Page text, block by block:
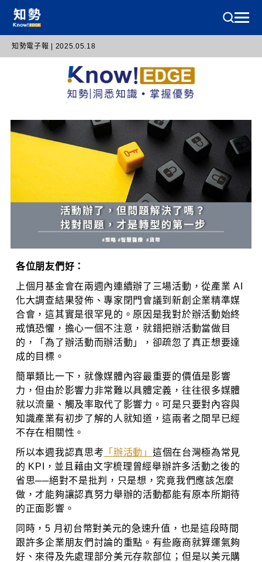
知勢電子報 | 2025.05.18
各位朋友們好：
上個月基金會在兩週內連續辦了三場活動，從產業 AI
化大調查結果發佈、專家閉門會議到新創企業精準媒
合會，這其實是很罕見的。原因是我對於辦活動始終
戒慎恐懼，擔心一個不注意，就錯把辦活動當做目
的，「為了辦活動而辦活動」，卻疏忽了真正想要達
成的目標。
簡單類比一下，就像媒體內容最重要的價值是影響
力，但由於影響力非常難以具體定義，往往很多媒體
就以流量、觸及率取代了影響力。可是只要對內容與
知識產業有初步了解的人就知道，這兩者之間早已經
不存在相關性。
所以本週我認真思考 「辦活動」 這個在台灣極為常見
的 KPI，並且藉由文字梳理曾經舉辦許多活動之後的
省思──絕對不是批判，只是想，究竟我們應該怎麼
做，才能夠讓認真努力舉辦的活動都能有原本所期待
的正面影響。
同時，5 月初台幣對美元的急速升值，也是這段時間
跟許多企業朋友們討論的重點。有些廠商就算運氣夠
好、來得及先處理部分美元存款部位；但是以美元購